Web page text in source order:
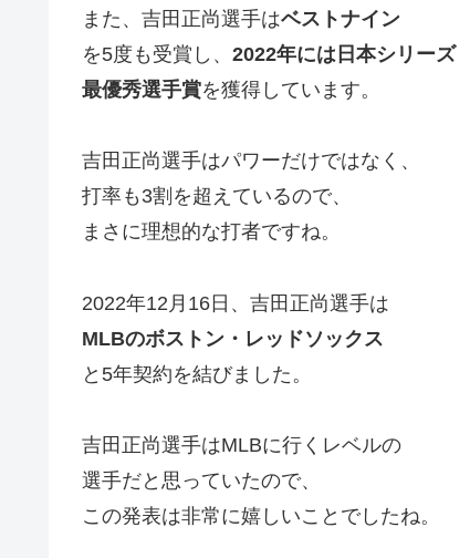
また、吉田正尚選手はベストナイン
を5度も受賞し、 2022年には日本シリーズ
最優秀選手賞を獲得しています。
吉田正尚選手はパワーだけではなく、
打率も3割を超えているので、
まさに理想的な打者ですね。
2022年12月16日、吉田正尚選手は
MLBのボストン・レッドソックス
と5年契約を結びました。
吉田正尚選手はMLBに行くレベルの
選手だと思っていたので、
この発表は非常に嬉しいことでしたね。